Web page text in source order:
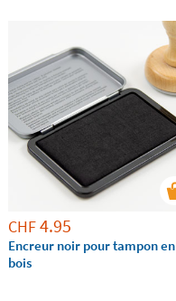
CHF4.95
Encreur noir pour tampon en
bois